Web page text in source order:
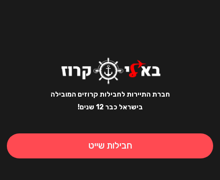
חברת התיירות לחבילות קרוזים המובילה
בישראל כבר 12 שנים!
חבילות שייט